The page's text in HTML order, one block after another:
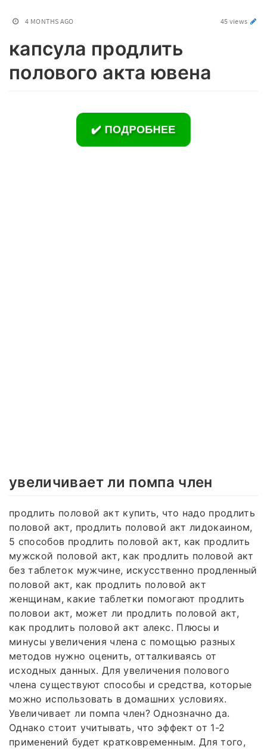
4 MONTHS AGO 45 views
капсула продлить
полового акта ювена
✔️ ПОДРОБНЕЕ
увеличивает ли помпа член
продлить половой акт купить, что надо продлить
половой акт, продлить половой акт лидокаином,
5 способов продлить половой акт, как продлить
мужской половой акт, как продлить половой акт
без таблеток мужчине, искусственно продленный
половой акт, как продлить половой акт
женщинам, какие таблетки помогают продлить
половои акт, может ли продлить половой акт,
как продлить половой акт алекс. Плюсы и
минусы увеличения члена с помощью разных
методов нужно оценить, отталкиваясь от
исходных данных. Для увеличения полового
члена существуют способы и средства, которые
можно использовать в домашних условиях.
Увеличивает ли помпа член? Однозначно да.
Однако стоит учитывать, что эффект от 1-2
применений будет кратковременным. Для того,